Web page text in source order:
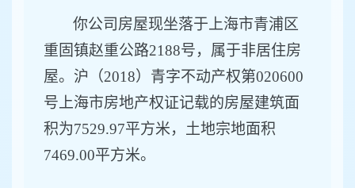
你公司 房屋现坐落于上海市青浦区
重固镇赵重公路2188号，属于非居住房
屋。沪 （2018） 青字不动产权第020600
号上海市房地产权证记载的房屋建筑面
积为7529.97平方米，土地宗地面积
7469.00平方米。